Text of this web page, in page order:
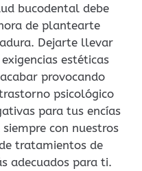
bucodental debe
de plantearte
Dejarte llevar
estéticas
provocando
psicológico
para tus encías
con nuestros
tratamientos de
adecuados para ti.